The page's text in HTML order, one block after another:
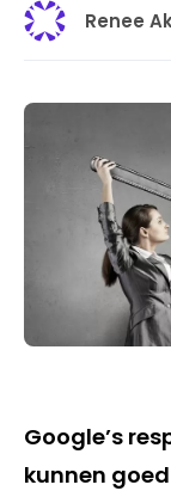
Renee
Google’s
kunnen